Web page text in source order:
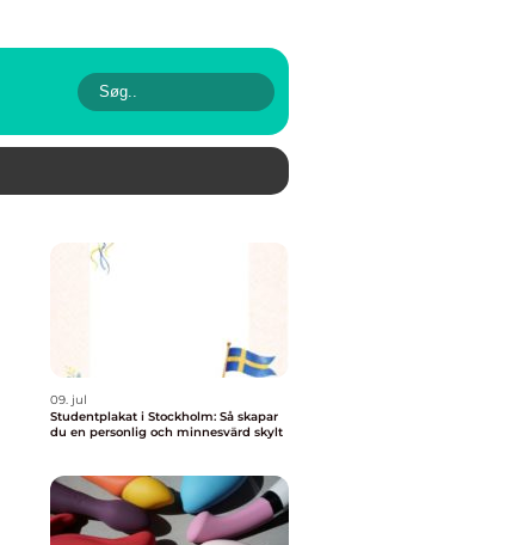
09. jul
Studentplakat i Stockholm: Så skapar
du en personlig och minnesvärd skylt